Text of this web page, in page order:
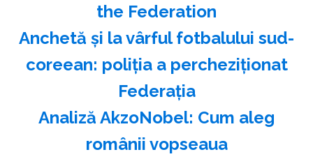
the Federation
Anchetă şi la vârful fotbalului sud-
coreean: poliţia a percheziţionat
Federaţia
Analiză AkzoNobel: Cum aleg
românii vopseaua